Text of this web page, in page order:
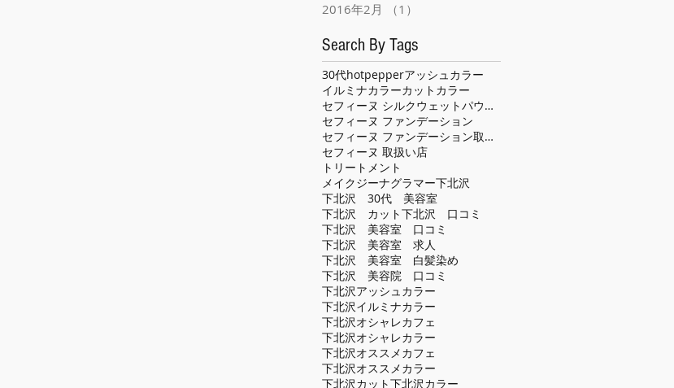
2016年2月
（1）
Search By Tags
30代hotpepperアッシュカラー
イルミナカラーカット カラー
セフィーヌ シルクウェットパウダー
セフィーヌ ファンデーション
セフィーヌ ファンデーション取扱い店
セフィーヌ 取扱い店
トリートメント
メイクジーナグラマー下北沢
下北沢 30代 美容室
下北沢 カット下北沢 口コミ
下北沢 美容室 口コミ
下北沢 美容室 求人
下北沢 美容室 白髪染め
下北沢 美容院 口コミ
下北沢アッシュカラー
下北沢イルミナカラー
下北沢オシャレカフェ
下北沢オシャレカラー
下北沢オススメカフェ
下北沢オススメカラー
下北沢カット下北沢カラー